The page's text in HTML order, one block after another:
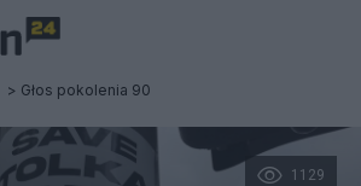
Głos pokolenia 90
1129